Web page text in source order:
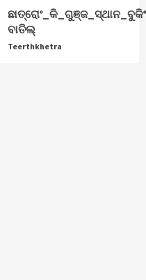
ଛାତ୍ରୋଂ_କି_ଗୁଞ୍ଜ_ସ୍ଥାନ_ବୁକିଂ
ବାତିଲ୍
Teerthkhetra